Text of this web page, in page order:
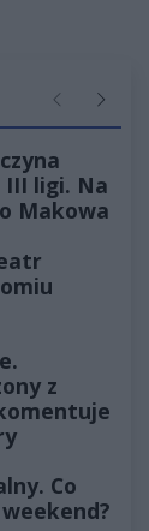
Poprzednie
ligi. Na
Makowa
z
Co